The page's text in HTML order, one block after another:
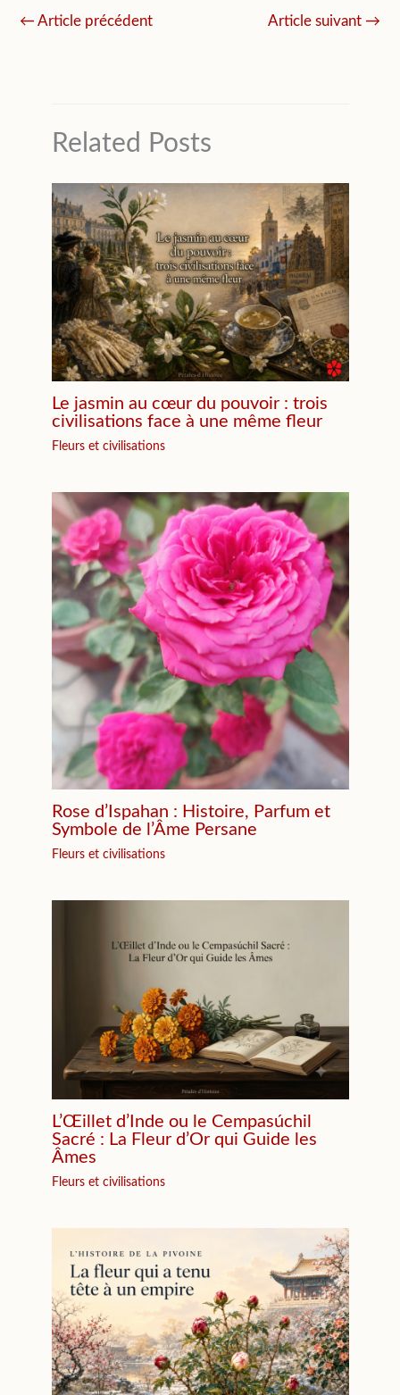
← Article précédent Article suivant →
Related Posts
Le jasmin au cœur du pouvoir : trois
civilisations face à une même fleur
Fleurs et civilisations
Rose d’Ispahan : Histoire, Parfum et
Symbole de l’Âme Persane
Fleurs et civilisations
L’Œillet d’Inde ou le Cempasúchil
Sacré : La Fleur d’Or qui Guide les
Âmes
Fleurs et civilisations